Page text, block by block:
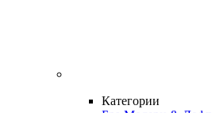
Категории